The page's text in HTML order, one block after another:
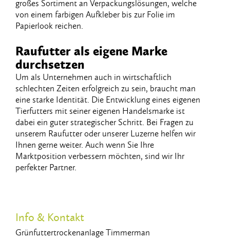
großes​ ​Sortiment​ ​an Verpackungslösungen,​ ​welche​ ​
von​ ​einem​ ​farbigen​ ​Aufkleber​ ​bis​ ​zur​ ​Folie​ ​im​ ​
Papierlook reichen.
Raufutter​ ​als​ ​eigene​ ​Marke​ ​
durchsetzen
Um​ ​als​ ​Unternehmen​ ​auch​ ​in​ ​wirtschaftlich​ ​
schlechten​ ​Zeiten​ ​erfolgreich​ ​zu​ ​sein,​ ​braucht man​ ​
eine​ ​starke​ ​Identität.​ ​Die​ ​Entwicklung​ ​eines​ ​eigenen​
​Tierfutters​ ​mit​ ​seiner​ ​eigenen Handelsmarke​ ​ist​ ​
dabei​ ​ein​ ​guter​ ​strategischer​ ​Schritt. Bei​ ​Fragen​ ​zu​ ​
unserem​ ​Raufutter​ ​oder​ ​unserer​ ​Luzerne​ ​helfen​ ​wir​ ​
Ihnen​ ​gerne​ ​weiter.​ ​Auch wenn​ ​Sie​ ​Ihre​ ​
Marktposition​ ​verbessern​ ​möchten,​ ​sind​ ​wir​ ​Ihr​ ​
perfekter​ ​Partner.
Info & Kontakt
Grünfuttertrockenanlage Timmerman